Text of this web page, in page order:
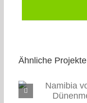
Ähnliche Projekte